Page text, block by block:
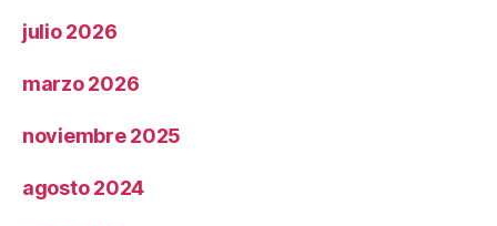
julio 2026
marzo 2026
noviembre 2025
agosto 2024